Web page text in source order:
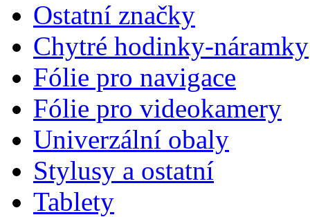
Ostatní značky
Chytré hodinky-náramky
Fólie pro navigace
Fólie pro videokamery
Univerzální obaly
Stylusy a ostatní
Tablety